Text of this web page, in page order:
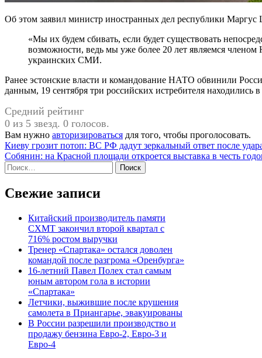
Об этом заявил министр иностранных дел республики Маргус
«Мы их будем сбивать, если будет существовать непосредственная угроза, и у нас есть все протоколы и все
возможности, ведь мы уже более 20 лет являемся
украинских СМИ.
Ранее эстонские власти и командование НАТО обвинили
данным, 19 сентября три российских истребителя находились
Средний рейтинг
0 из 5 звезд. 0 голосов.
Вам нужно авторизироваться для того, чтобы проголосовать.
Навигация
по
записям
Киеву грозит потоп: ВС РФ дадут зеркальный ответ после
Собянин: на Красной площади откроется выставка в честь
Найти:
Свежие записи
Китайский производитель памяти
CXMT закончил второй квартал с
716% ростом выручки
Тренер «Спартака» остался доволен
командой после разгрома «Оренбурга»
16-летний Павел Полех стал самым
юным автором гола в истории
«Спартака»
Летчики, выжившие после крушения
самолета в Приангарье, эвакуированы
В России разрешили производство и
продажу бензина Евро-2, Евро-3 и
Евро-4